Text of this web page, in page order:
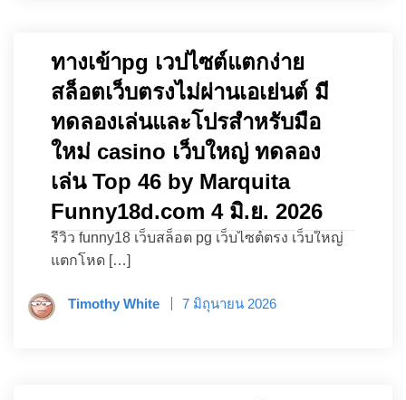
ทางเข้าpg เวปไซต์แตกง่าย
สล็อตเว็บตรงไม่ผ่านเอเย่นต์ มี
ทดลองเล่นและโปรสำหรับมือ
ใหม่ casino เว็บใหญ่ ทดลอง
เล่น Top 46 by Marquita
Funny18d.com 4 มิ.ย. 2026
รีวิว funny18 เว็บสล็อต pg เว็บไซต์ตรง เว็บใหญ่
แตกโหด […]
Timothy White 7 มิถุนายน 2026